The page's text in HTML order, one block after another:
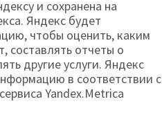
и сохранена на
Яндекс будет
чтобы оценить, каким
составлять отчеты о
другие услуги. Яндекс
в соответствии с
Yandex.Metrica